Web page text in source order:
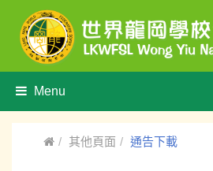
Menu
其他頁面 通告下載